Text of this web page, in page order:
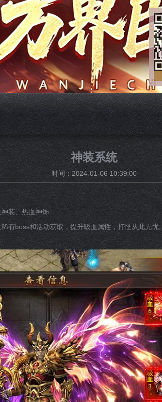
神装系统
时间：2024-01-06 10:39:00
装、热血神饰
boss和活动获取，提升吸血属性，打怪从此无忧。